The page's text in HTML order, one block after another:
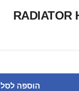
RADIATOR
הוספה לסל